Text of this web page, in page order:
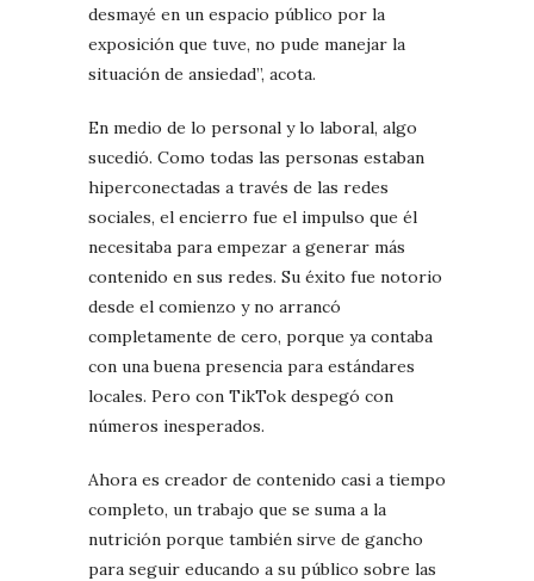
desmayé en un espacio público por la
exposición que tuve, no pude manejar la
situación de ansiedad”, acota.
En medio de lo personal y lo laboral, algo
sucedió. Como todas las personas estaban
hiperconectadas a través de las redes
sociales, el encierro fue el impulso que él
necesitaba para empezar a generar más
contenido en sus redes. Su éxito fue notorio
desde el comienzo y no arrancó
completamente de cero, porque ya contaba
con una buena presencia para estándares
locales. Pero con TikTok despegó con
números inesperados.
Ahora es creador de contenido casi a tiempo
completo, un trabajo que se suma a la
nutrición porque también sirve de gancho
para seguir educando a su público sobre las